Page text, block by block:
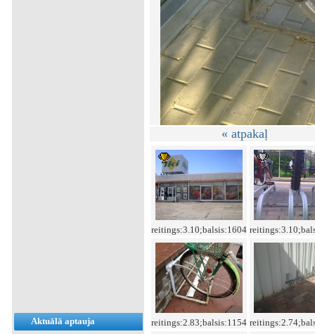
Aktuālā aptauja
« atpakaļ
reitings:3.10;balsis:1604
reitings:2.83;balsis:1154